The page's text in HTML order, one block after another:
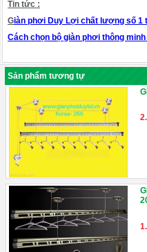
Tin tức :
Giàn phơi Duy Lợi chất lượng số 1
Cách chọn bộ giàn phơi thông
Sản phẩm tương tự